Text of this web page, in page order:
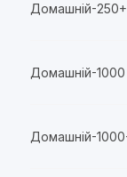
Домашній-
Домашній-1000
Домашній-